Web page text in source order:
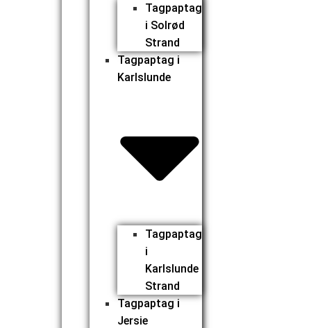
Tagpaptag
i Solrød
Strand
Tagpaptag i
Karlslunde
Tagpaptag
i
Karlslunde
Strand
Tagpaptag i
Jersie